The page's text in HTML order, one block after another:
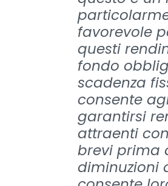
favorevole
questi
fondo
scadenza
consente
garantirsi
attraenti
brevi prima
diminuzioni